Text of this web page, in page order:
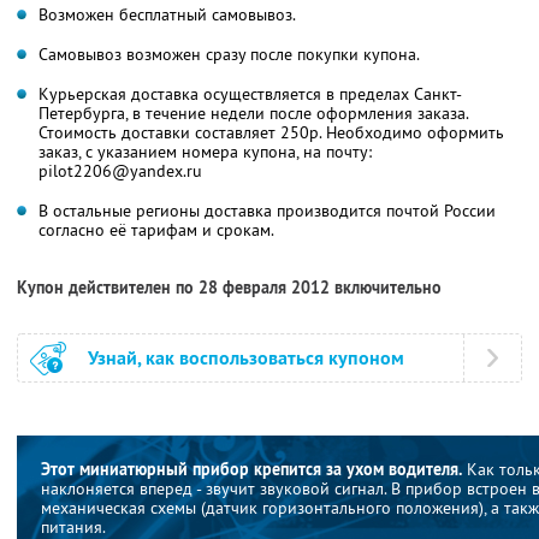
Возможен бесплатный самовывоз.
Самовывоз возможен сразу после покупки купона.
Курьерская доставка осуществляется в пределах Санкт-
Петербурга, в течение недели после оформления заказа.
Стоимость доставки составляет 250р. Необходимо оформить
заказ, с указанием номера купона, на почту:
pilot2206@yandex.ru
В остальные регионы доставка производится почтой России
согласно её тарифам и срокам.
Купон действителен по 28 февраля 2012 включительно
Узнай, как воспользоваться купоном
Этот миниатюрный прибор крепится за ухом водителя. Как
наклоняется вперед - звучит звуковой сигнал. В прибор встроен
механическая схемы (датчик горизонтального положения), а
питания.